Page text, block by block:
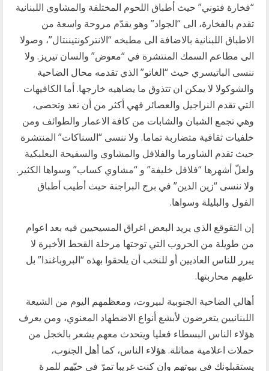
“فخارة فتوني” حيث أطباق اللحوم المختلفة والمشاوي اللبنانية
تقدم بالفخارة، الى “الجواد” وهو يقدّم مروحة واسعة من
الاطباق اللبنانية بالاضافة الى مطبخه “الانتركونتيننتال”، وصولا
الى مطاعم السمك المنتشرة في “معوض” والسان تيريز. ولا
ننسى الباتيسري حيث “الغاتو” الذي تقدمه محال الضاحية
والشوكولا لا يمكن ان تتذوق ما يضاهيه خارجها. أما الكافيهات
التي تقدم النراجيل والعصائر فهي أكثر من أن تعد وتحصى،
وهي تجمع الشبان والشابات من كافة الاعمار والطوائف ومن
خلفيات ثقافية متضاربة تماما. ولا ننسى “السناكات” المنتشرة
حيث تقدم الشاورما والفلافل والمشاوي والسفيحة البعلبكية
ولعلّ أشهرها “فلافل خليفة” و “مشاوي كساب” وسواها الكثير.
ولا ننسى “زين الدين” في برج البراجنة حيث أطيب أطباق
الفول والبليلة وسواها.
إن التقوقع الذي يريد البعض اغراق المسيحيين فيه بعد اعوام
من طويلة من الحروب التي توجتها مرحلة القحط الأخيرة لا
يبرر للناس العاديين أو للنخب أن يلحقوا بهذه “البروباغندا” بل
عليهم محاربتها.
أهالي الضاحية الجنوبية لبيروت، ومعظمهم اليوم من الشيعة
اللبنانيين يتعرضون لأبشع أنواع الاضطهاد المعنوي، ومن يعرف
هؤلاء الناس البسطاء فعليا ويتحدث معهم يشعر بالخجل من
حملات اعلامية مماثلة. هؤلاء الناس، كما أهل الجنوب،
يستقبلونك في بيوتهم وإن كنت غريبا تمرّ في حيّهم للمرة